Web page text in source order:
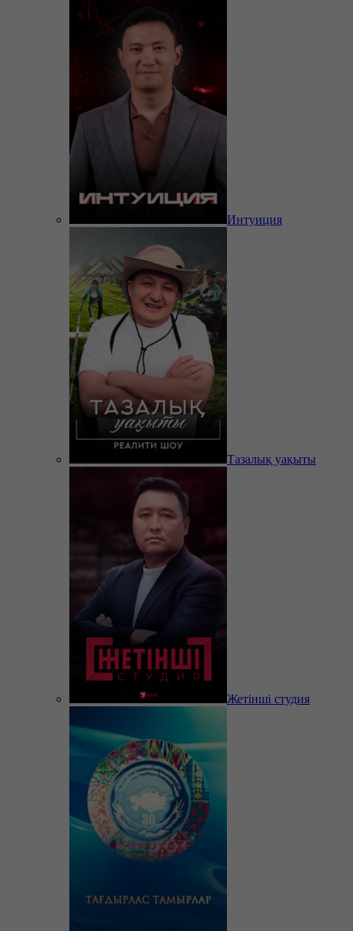
Интуиция
Тазалық уақыты
Жетінші студия